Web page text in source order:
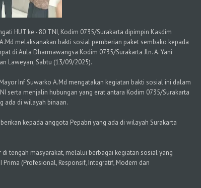
HUT ke - 80 TNI, Kodim 0735/Surakarta dipimpin Kasdim
melaksanakan bakti sosial pemberian paket sembako kepada
di Aula Dharmawangsa Kodim 0735/Surakarta Jln. A. Yani
Laweyan, Sabtu (13/09/2025).
Inf Suwarko A.Md mengatakan kegiatan bakti sosial ini dalam
serta menjalin hubungan yang erat antara Kodim 0735/Surakarta
ada di wilayah binaan.
kepada anggota Pepabri yang ada di wilayah Surakarta
tengah masyarakat, melalui berbagai kegiatan sosial yang
(Profesional, Responsif, Integratif, Modern dan